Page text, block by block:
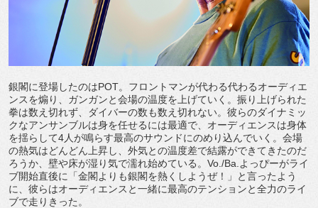
銀閣に登場したのはPOT。フロントマンが代わる代わるオーディエ
ンスを煽り、ガンガンと会場の温度を上げていく。振り上げられた
拳は数え切れず、ダイバーの数も数え切れない。彼らのダイナミッ
クなアンサンブルは身を任せるには最適で、オーディエンスは身体
を揺らして4人が鳴らす最高のサウンドにのめり込んでいく。会場
の熱気はどんどん上昇し、外気との温度差で結露ができてきたのだ
ろうか、壁や床が湿り気で濡れ始めている。Vo./Ba.よっぴーがライ
ブ開始直後に「金閣よりも銀閣を熱くしようぜ！」と言ったよう
に、彼らはオーディエンスと一緒に最高のテンションと全力のライ
ブで走りきった。